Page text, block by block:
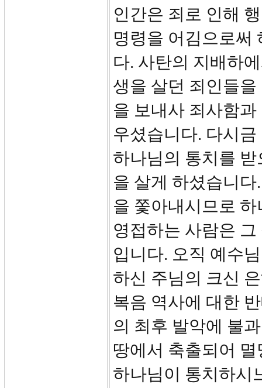
인간은 죄로 인해
명령을 어김으로써
다. 사탄의 지배하
생을 살던 죄인들
을 보내사 죄사함
우셨습니다. 다시
하나님의 통치를
을 살게 하셨습니
을 쫓아내시므로
영접하는 사람은
입니다. 오직 예수
하신 주님의 크신
복음 역사에 대한
의 최후 발악에 불
땅에서 축출되어
하나님이 통치하시